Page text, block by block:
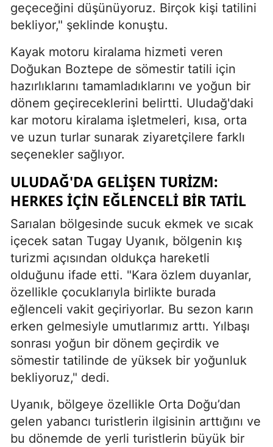
geçeceğini düşünüyoruz. Birçok kişi tatilini
bekliyor," şeklinde konuştu.
Kayak motoru kiralama hizmeti veren
Doğukan Boztepe de sömestir tatili için
hazırlıklarını tamamladıklarını ve yoğun bir
dönem geçireceklerini belirtti. Uludağ'daki
kar motoru kiralama işletmeleri, kısa, orta
ve uzun turlar sunarak ziyaretçilere farklı
seçenekler sağlıyor.
ULUDAĞ'DA GELIŞEN TURIZM:
HERKES İÇIN EĞLENCELI BIR TATIL
Sarıalan bölgesinde sucuk ekmek ve sıcak
içecek satan Tugay Uyanık, bölgenin kış
turizmi açısından oldukça hareketli
olduğunu ifade etti. "Kara özlem duyanlar,
özellikle çocuklarıyla birlikte burada
eğlenceli vakit geçiriyorlar. Bu sezon karın
erken gelmesiyle umutlarımız arttı. Yılbaşı
sonrası yoğun bir dönem geçirdik ve
sömestir tatilinde de yüksek bir yoğunluk
bekliyoruz," dedi.
Uyanık, bölgeye özellikle Orta Doğu’dan
gelen yabancı turistlerin ilgisinin arttığını ve
bu dönemde de yerli turistlerin büyük bir